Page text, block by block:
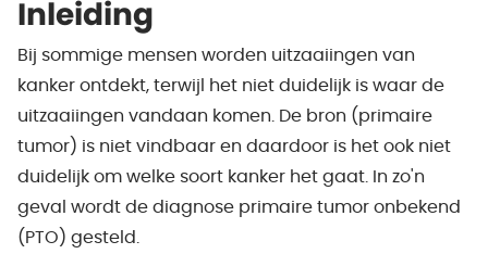
Inleiding
Bij sommige mensen worden uitzaaiingen van
kanker ontdekt, terwijl het niet duidelijk is waar de
uitzaaiingen vandaan komen. De bron (primaire
tumor) is niet vindbaar en daardoor is het ook niet
duidelijk om welke soort kanker het gaat. In zo'n
geval wordt de diagnose primaire tumor onbekend
(PTO) gesteld.